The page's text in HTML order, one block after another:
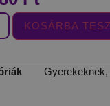
KOSÁRBA
Gyerekeknek,